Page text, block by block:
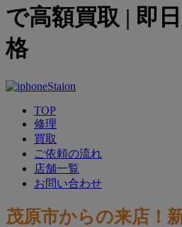
で高額買取 | 即
格
TOP
修理
買取
ご依頼の流れ
店舗一覧
お問い合わせ
茂原市からの来店！